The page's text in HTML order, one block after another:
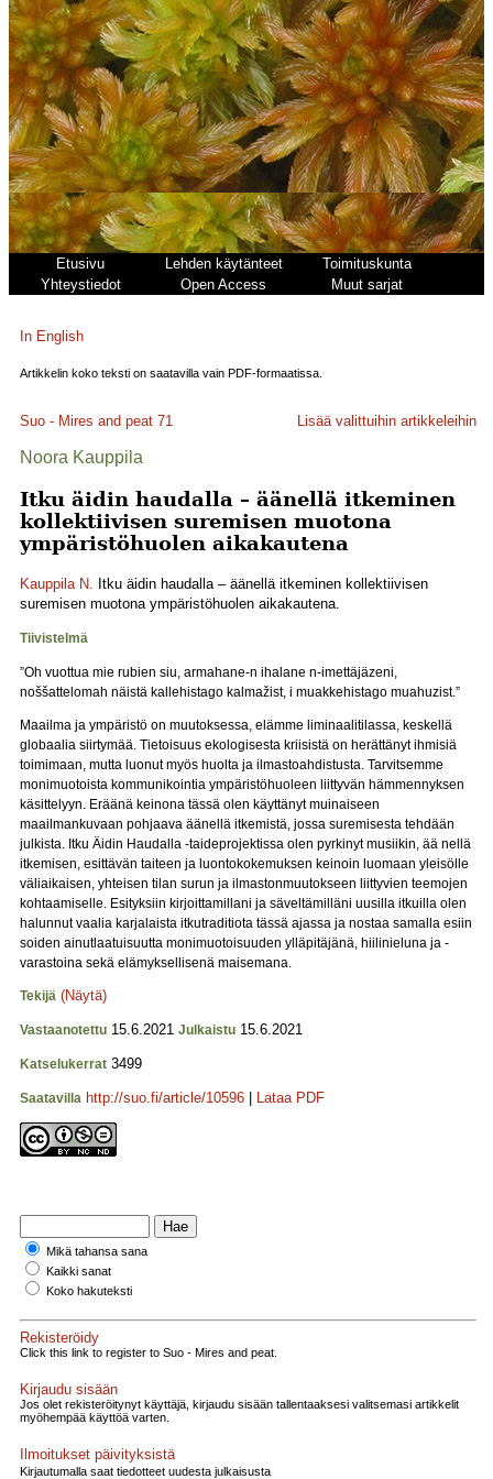
Etusivu Lehden käytänteet
Toimituskunta
Yhteystiedot
Open Access Muut sarjat
In English
Artikkelin koko teksti on saatavilla vain PDF-formaatissa.
Suo - Mires and peat 71 Lisää valittuihin artikkeleihin
Noora Kauppila
Itku äidin haudalla – äänellä itkeminen
kollektiivisen suremisen muotona
ympäristöhuolen aikakautena
Kauppila N. Itku äidin haudalla – äänellä itkeminen kollektiivisen
suremisen muotona ympäristöhuolen aikakautena.
Tiivistelmä
”Oh vuottua mie rubien siu, armahane-n ihalane n-imettäjäzeni,
noššattelomah näistä kallehistago kalmažist, i muakkehistago muahuzist.”
Maailma ja ympäristö on muutoksessa, elämme liminaalitilassa, keskellä
globaalia siirtymää. Tietoisuus ekologisesta kriisistä on herättänyt ihmisiä
toimimaan, mutta luonut myös huolta ja ilmastoahdistusta. Tarvitsemme
monimuotoista kommunikointia ympäristöhuoleen liittyvän hämmennyksen
käsittelyyn. Eräänä keinona tässä olen käyttänyt muinaiseen
maailmankuvaan pohjaava äänellä itkemistä, jossa suremisesta tehdään
julkista. Itku Äidin Haudalla -taideprojektissa olen pyrkinyt musiikin, ää nellä
itkemisen, esittävän taiteen ja luontokokemuksen keinoin luomaan yleisölle
väliaikaisen, yhteisen tilan surun ja ilmastonmuutokseen liittyvien teemojen
kohtaamiselle. Esityksiin kirjoittamillani ja säveltämilläni uusilla itkuilla olen
halunnut vaalia karjalaista itkutraditiota tässä ajassa ja nostaa samalla esiin
soiden ainutlaatuisuutta monimuotoisuuden ylläpitäjänä, hiilinieluna ja -
varastoina sekä elämyksellisenä maisemana.
Tekijä (Näytä)
Vastaanotettu 15.6.2021 Julkaistu 15.6.2021
Katselukerrat 3499
Saatavilla http://suo.fi/article/10596 Lataa PDF
Mikä tahansa sana
Kaikki sanat
Koko hakuteksti
Rekisteröidy
Click this link to register to Suo - Mires and peat.
Kirjaudu sisään
Jos olet rekisteröitynyt käyttäjä, kirjaudu sisään tallentaaksesi valitsemasi artikkelit
myöhempää käyttöä varten.
Ilmoitukset päivityksistä
Kirjautumalla saat tiedotteet uudesta julkaisusta